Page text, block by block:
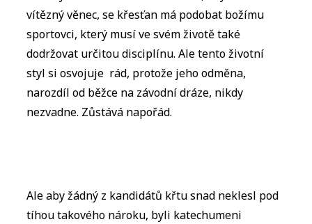
vítězný věnec, se křesťan má podobat božímu
sportovci, který musí ve svém životě také
dodržovat určitou disciplínu. Ale tento životní
styl si osvojuje rád, protože jeho odměna,
narozdíl od běžce na závodní dráze, nikdy
nezvadne. Zůstává napořád.
Ale aby žádný z kandidátů křtu snad neklesl pod
tíhou takového nároku, byli katechumeni